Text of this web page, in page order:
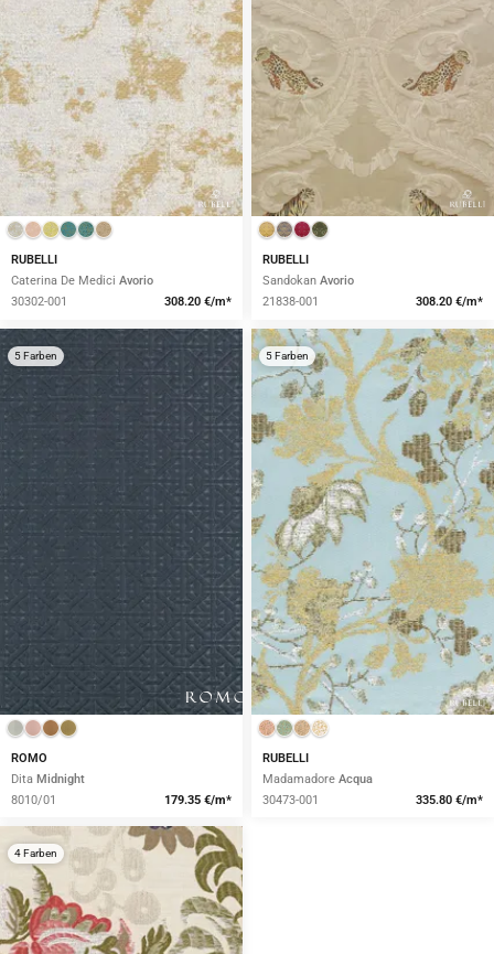
RUBELLI
Caterina De Medici Avorio
30302-001
308.20 €/m*
RUBELLI
Sandokan Avorio
21838-001
308.20 €/m*
ROMO
Dita Midnight
8010/01
179.35 €/m*
5 Farben
RUBELLI
Madamadore Acqua
30473-001
335.80 €/m*
5 Farben
4 Farben